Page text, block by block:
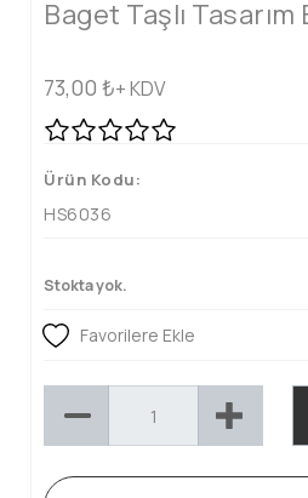
Baget Taşlı Tasarım
73,00 ₺+ KDV
Ürün Kodu:
HS6036
Stokta yok.
Favorilere Ekle